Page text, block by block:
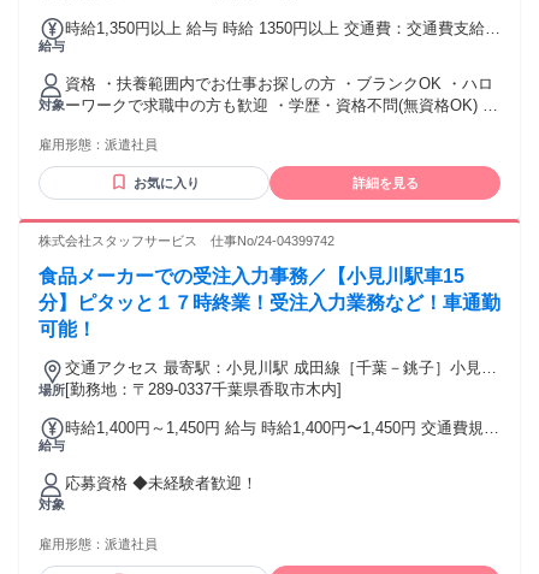
給与
時給1,350円以上 給与 時給 1350円以上 交通費：交通費支給 1
対象
資格 ・扶養範囲内でお仕事お探しの方 ・ブランクOK ・ハロ
ーワークで求職中の方も歓迎 ・学歴・資格不問(無資格OK) ＊
雇用形態： 派遣社員
お気に入り 詳細を見る
株式会社スタッフサービス 仕事No/24-04399742
食品メーカーでの受注入力事務／【小見川駅車15
分】ピタッと１７時終業！受注入力業務など！車通勤
可能！
場所
交通アクセス 最寄駅：小見川駅 成田線［千葉－銚子］小見川
駅車15分 車通勤可能
[勤務地：〒289-0337千葉県香取市木内]
給与
時給1,400円～1,450円 給与 時給1,400円〜1,450円 交通費規定
福利厚生サービスを導入しています。 詳細については弊社速
払い特設ページをご確認ください。 ※速払いサービスの利用
ざいます。 ※利用できるタイミングはご就業先の勤怠管理形
対象
応募資格 ◆未経験者歓迎！
雇用形態： 派遣社員